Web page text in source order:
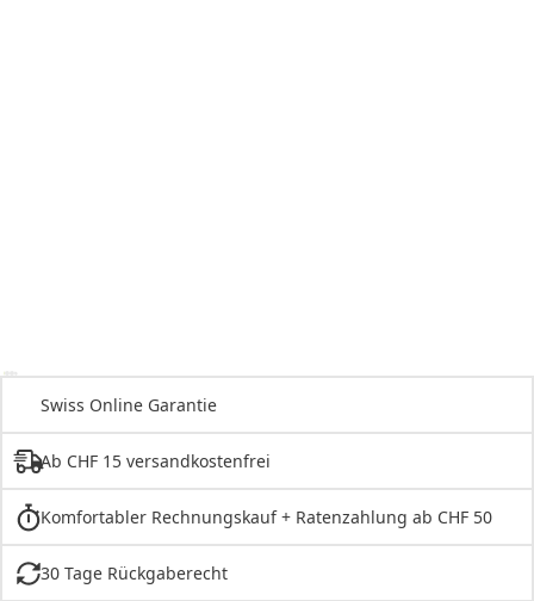
Swiss Online Garantie
Ab CHF 15 versandkostenfrei
Komfortabler Rechnungskauf + Ratenzahlung ab CHF 50
30 Tage Rückgaberecht